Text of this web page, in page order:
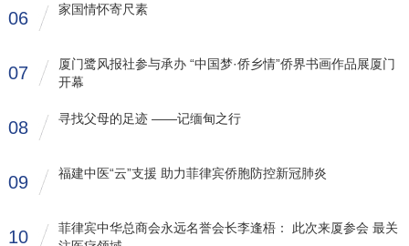
06 家国情怀寄尺素
07
厦门鹭风报社参与承办 “中国梦·侨乡情”侨界书画作品展厦门
开幕
08 寻找父母的足迹 ——记缅甸之行
09 福建中医“云”支援 助力菲律宾侨胞防控新冠肺炎
10
菲律宾中华总商会永远名誉会长李逢梧： 此次来厦参会 最关